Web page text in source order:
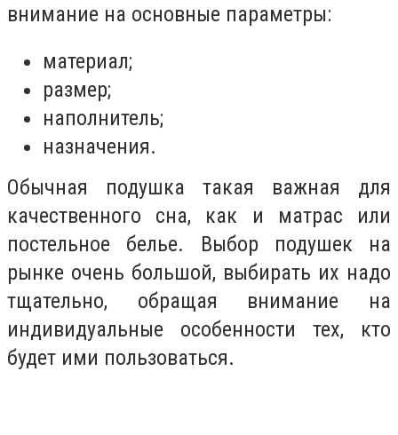
внимание на основные параметры:
материал;
размер;
наполнитель;
назначения.
Обычная подушка такая важная для
качественного сна, как и матрас или
постельное белье. Выбор подушек на
рынке очень большой, выбирать их надо
тщательно, обращая внимание на
индивидуальные особенности тех, кто
будет ими пользоваться.